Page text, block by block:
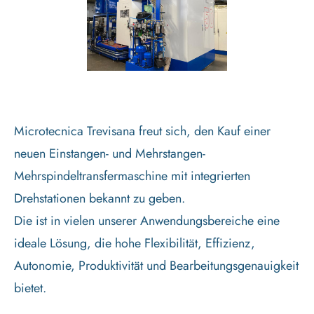
Microtecnica Trevisana freut sich, den Kauf einer
neuen Einstangen- und Mehrstangen-
Mehrspindeltransfermaschine mit integrierten
Drehstationen bekannt zu geben.
Die ist in vielen unserer Anwendungsbereiche eine
ideale Lösung, die hohe Flexibilität, Effizienz,
Autonomie, Produktivität und Bearbeitungsgenauigkeit
bietet.